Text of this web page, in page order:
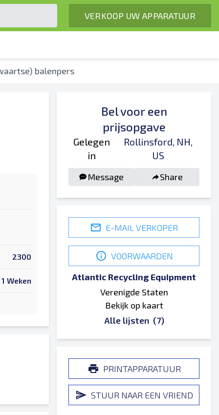
VERKOOP UW APPARATUUR
balenpers
2300
1 Weken
Bel voor een
prijsopgave
Gelegen
in
Rollinsford, NH,
US
Message Share
E-MAIL VERKOPER
VOORWAARDEN
Atlantic Recycling Equipment
Verenigde Staten
Bekijk op kaart
Alle lijsten (7)
PRINTAPPARATUUR
STUUR NAAR EEN VRIEND